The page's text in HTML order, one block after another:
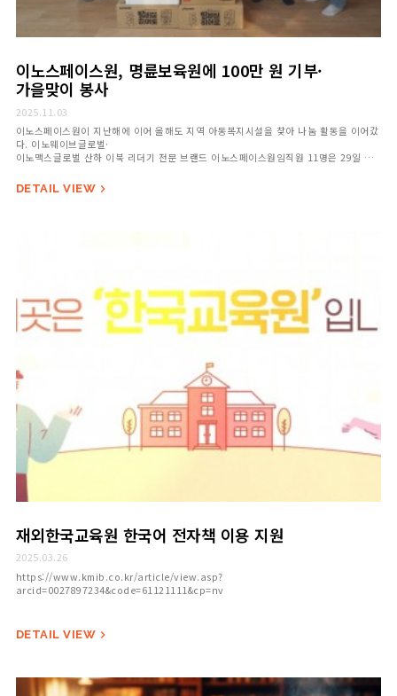
이노스페이스원, 명륜보육원에 100만 원 기부·
가을맞이 봉사
2025.11.03
이노스페이스원이 지난해에 이어 올해도 지역 아동복지시설을 찾아 나눔 활동을 이어갔
다. 이노웨이브글로벌·
이노맥스글로벌 산하 이북 리더기 전문 브랜드 이노스페이스원임직원 11명은 29일 경
&nbs…
DETAIL VIEW 
재외한국교육원 한국어 전자책 이용 지원
2025.03.26
https://www.kmib.co.kr/article/view.asp?
arcid=0027897234&code=61121111&cp=nv
DETAIL VIEW 